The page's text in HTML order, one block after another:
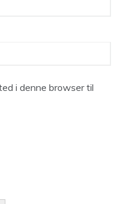
i denne browser til